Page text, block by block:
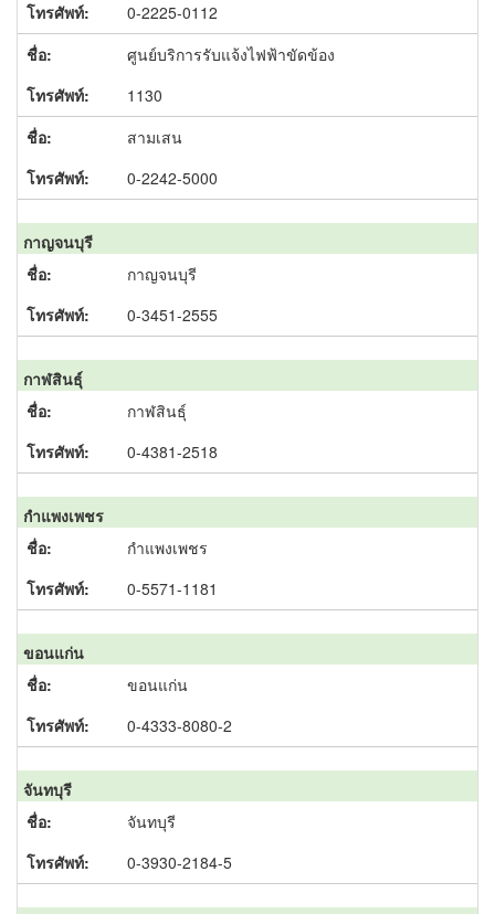
0-2225-0112
ศูนย์บริการรับแจ้งไฟฟ้าขัดข้อง
1130
สามเสน
0-2242-5000
กาญจนบุรี
กาญจนบุรี
0-3451-2555
กาฬสินธุ์
กาฬสินธุ์
0-4381-2518
กำแพงเพชร
กำแพงเพชร
0-5571-1181
ขอนแก่น
ขอนแก่น
0-4333-8080-2
จันทบุรี
จันทบุรี
0-3930-2184-5